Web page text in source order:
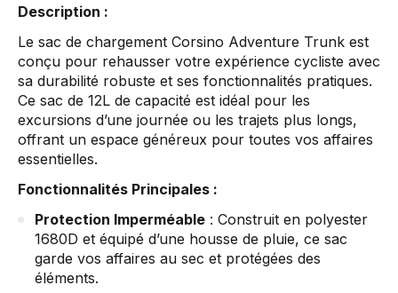
Description :
Le sac de chargement Corsino Adventure Trunk est
conçu pour rehausser votre expérience cycliste avec
sa durabilité robuste et ses fonctionnalités pratiques.
Ce sac de 12L de capacité est idéal pour les
excursions d’une journée ou les trajets plus longs,
offrant un espace généreux pour toutes vos affaires
essentielles.
Fonctionnalités Principales :
Protection Imperméable : Construit en polyester
1680D et équipé d’une housse de pluie, ce sac
garde vos affaires au sec et protégées des
éléments.